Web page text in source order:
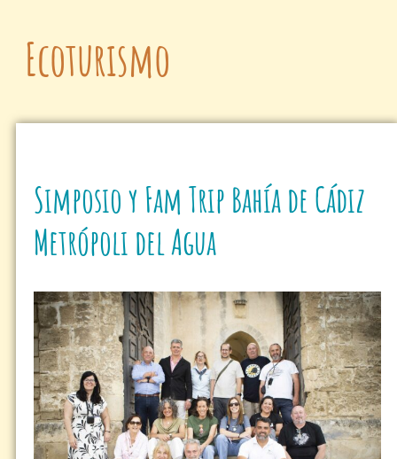
Ecoturismo
Simposio y Fam Trip Bahía de Cádiz
Metrópoli del Agua